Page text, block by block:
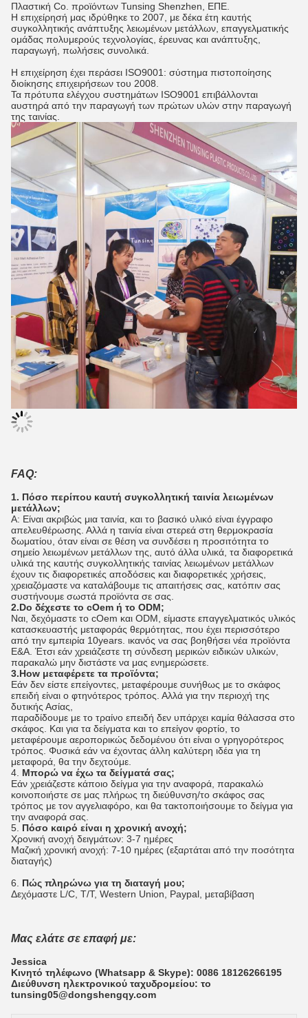
Πλαστική Co. προϊόντων Tunsing Shenzhen, ΕΠΕ.
Η επιχείρησή μας ιδρύθηκε το 2007, με δέκα έτη καυτής
συγκολλητικής ανάπτυξης λειωμένων μετάλλων, επαγγελματικής
ομάδας πολυμερούς τεχνολογίας, έρευνας και ανάπτυξης,
παραγωγή, πωλήσεις συνολικά.
Η επιχείρηση έχει περάσει ISO9001: σύστημα πιστοποίησης
διοίκησης επιχειρήσεων του 2008.
Τα πρότυπα ελέγχου συστημάτων ISO9001 επιβάλλονται
αυστηρά από την παραγωγή των πρώτων υλών στην παραγωγή
της ταινίας.
FAQ:
1. Πόσο περίπου καυτή συγκολλητική ταινία λειωμένων
μετάλλων;
Α: Είναι ακριβώς μια ταινία, και το βασικό υλικό είναι έγγραφο
απελευθέρωσης. Αλλά η ταινία είναι στερεά στη θερμοκρασία
δωματίου, όταν είναι σε θέση να συνδέσει η προσιτότητα το
σημείο λειωμένων μετάλλων της, αυτό άλλα υλικά, τα διαφορετικά
υλικά της καυτής συγκολλητικής ταινίας λειωμένων μετάλλων
έχουν τις διαφορετικές αποδόσεις και διαφορετικές χρήσεις,
χρειαζόμαστε να καταλάβουμε τις απαιτήσεις σας, κατόπιν σας
συστήνουμε σωστά προϊόντα σε σας.
2.Do δέχεστε το cOem ή το ODM;
Ναι, δεχόμαστε το cOem και ODM, είμαστε επαγγελματικός υλικός
κατασκευαστής μεταφοράς θερμότητας, που έχει περισσότερο
από την εμπειρία 10years. ικανός να σας βοηθήσει νέα προϊόντα
Ε&Α. Έτσι εάν χρειάζεστε τη σύνδεση μερικών ειδικών υλικών,
παρακαλώ μην διστάστε να μας ενημερώσετε.
3.How μεταφέρετε τα προϊόντα;
Εάν δεν είστε επείγοντες, μεταφέρουμε συνήθως με το σκάφος
επειδή είναι ο φτηνότερος τρόπος. Αλλά για την περιοχή της
δυτικής Ασίας,
παραδίδουμε με το τραίνο επειδή δεν υπάρχει καμία θάλασσα στο
σκάφος. Και για τα δείγματα και το επείγον φορτίο, το
μεταφέρουμε αεροπορικώς δεδομένου ότι είναι ο γρηγορότερος
τρόπος. Φυσικά εάν να έχοντας άλλη καλύτερη ιδέα για τη
μεταφορά, θα την δεχτούμε.
4. Μπορώ να έχω τα δείγματά σας;
Εάν χρειάζεστε κάποιο δείγμα για την αναφορά, παρακαλώ
κοινοποιήστε σε μας πλήρως τη διεύθυνση/το σκάφος σας
τρόπος με τον αγγελιαφόρο, και θα τακτοποιήσουμε το δείγμα για
την αναφορά σας.
5. Πόσο καιρό είναι η χρονική ανοχή;
Χρονική ανοχή δειγμάτων: 3-7 ημέρες
Μαζική χρονική ανοχή: 7-10 ημέρες (εξαρτάται από την ποσότητα
διαταγής)
6. Πώς πληρώνω για τη διαταγή μου;
Δεχόμαστε L/C, T/T, Western Union, Paypal, μεταβίβαση
Μας ελάτε σε επαφή με:
Jessica
Κινητό τηλέφωνο (Whatsapp & Skype): 0086 18126266195
Διεύθυνση ηλεκτρονικού ταχυδρομείου: το
tunsing05@dongshengqy.com